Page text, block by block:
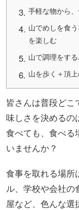
手軽な物から
山でめしを食
を楽しむ
山で調理をす
山を歩く＋頂
皆さんは普段どこ
味しさを決めるの
食べても、食べる
いませんか？
食事を取れる場所
ル、学校や会社
屋など、色んな